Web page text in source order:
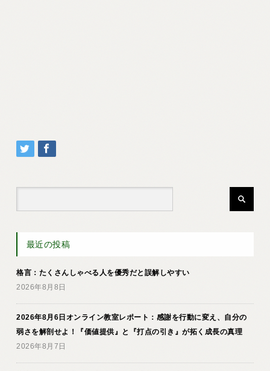
最近の投稿
格言：たくさんしゃべる人を優秀だと誤解しやすい
2026年8月8日
2026年8月6日オンライン教室レポート：感謝を行動に変え、自分の
弱さを解剖せよ！『価値提供』と『打点の引き』が拓く成長の真理
2026年8月7日